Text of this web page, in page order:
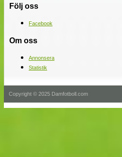
Följ oss
Facebook
Om oss
Annonsera
Statistik
Copyright © 2025 Damfotboll.com